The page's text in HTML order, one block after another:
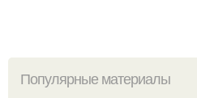
Популярные материалы